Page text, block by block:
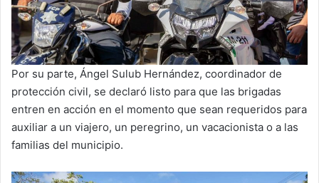
Por su parte, Ángel Sulub Hernández, coordinador de
protección civil, se declaró listo para que las brigadas
entren en acción en el momento que sean requeridos para
auxiliar a un viajero, un peregrino, un vacacionista o a las
familias del municipio.